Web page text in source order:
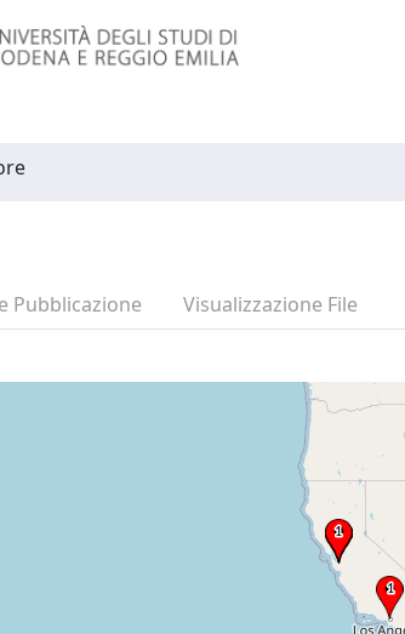
Pubblicazione Visualizzazione File